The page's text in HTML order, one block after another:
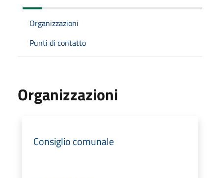
Organizzazioni
Punti di contatto
Organizzazioni
Consiglio comunale